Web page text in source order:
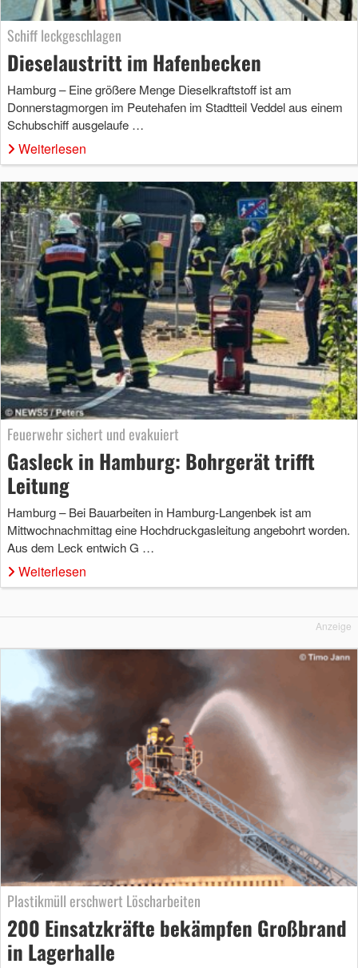
Schiff leckgeschlagen
Dieselaustritt im Hafenbecken
Hamburg – Eine größere Menge Dieselkraftstoff ist am
Donnerstagmorgen im Peutehafen im Stadtteil Veddel aus einem
Schubschiff ausgelaufe …
Weiterlesen
Feuerwehr sichert und evakuiert
Gasleck in Hamburg: Bohrgerät trifft
Leitung
Hamburg – Bei Bauarbeiten in Hamburg-Langenbek ist am
Mittwochnachmittag eine Hochdruckgasleitung angebohrt worden.
Aus dem Leck entwich G …
Weiterlesen
Anzeige
Plastikmüll erschwert Löscharbeiten
200 Einsatzkräfte bekämpfen Großbrand
in Lagerhalle